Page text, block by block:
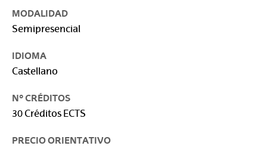
MODALIDAD
Semipresencial
IDIOMA
Castellano
Nº CRÉDITOS
30 Créditos ECTS
PRECIO ORIENTATIVO